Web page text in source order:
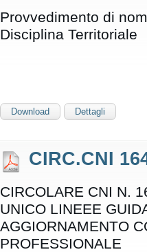
Provvedimento di
Disciplina Territoriale
Download Dettagli
CIRC.CNI
CIRCOLARE CNI N.
UNICO LINEEE
AGGIORNAMENTO
PROFESSIONALE